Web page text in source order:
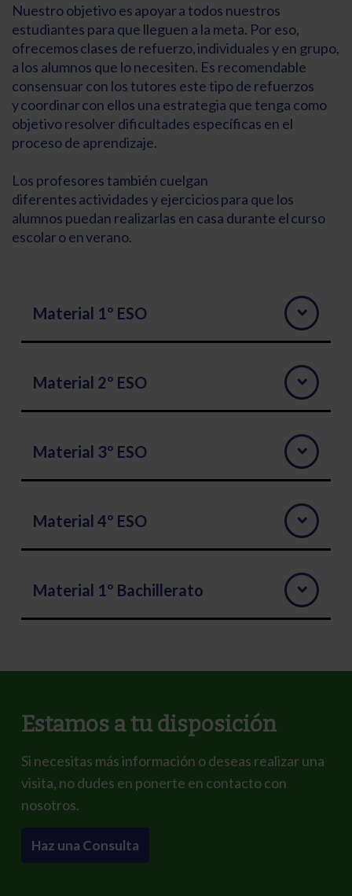
Nuestro objetivo es apoyar a todos nuestros
estudiantes para que lleguen a la meta. Por eso,
ofrecemos clases de refuerzo, individuales y en grupo,
a los alumnos que lo necesiten. Es recomendable
consensuar con los tutores este tipo de refuerzos
y coordinar con ellos una estrategia que tenga como
objetivo resolver dificultades específicas en el
proceso de aprendizaje.
Los profesores también cuelgan
diferentes actividades y ejercicios para que los
alumnos puedan realizarlas en casa durante el curso
escolar o en verano.
Material 1º ESO
Material 2º ESO
Material 3º ESO
Material 4º ESO
Material 1º Bachillerato
Estamos a tu disposición
Si necesitas más información o deseas realizar una
visita, no dudes en ponerte en contacto con
nosotros.
Haz una Consulta